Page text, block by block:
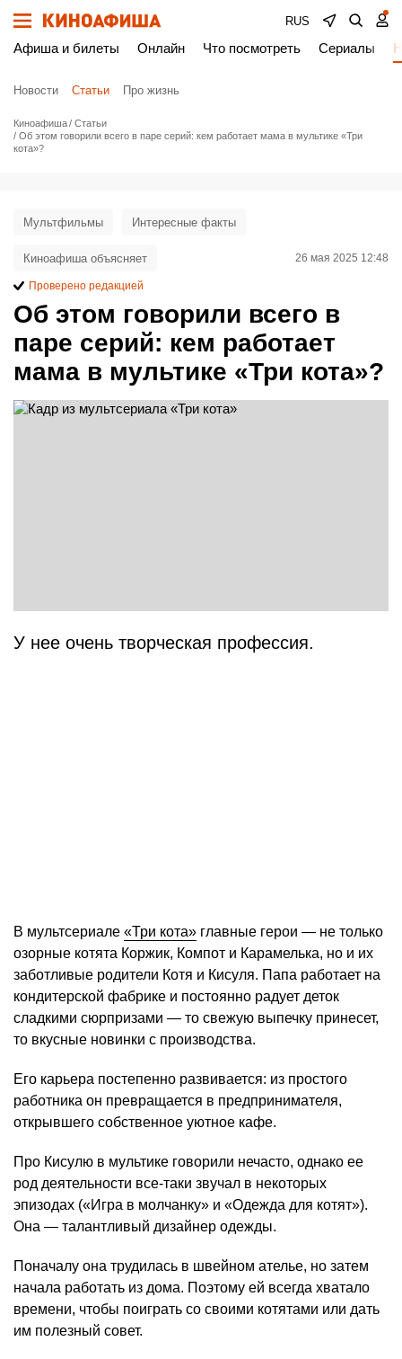
RUS
Афиша и билеты Онлайн Что посмотреть Сериалы
Новости Статьи Про жизнь
Киноафиша
Статьи
Об этом говорили всего в паре серий: кем работает мама в мультике «Три
кота»?
Об этом говорили всего в
паре серий: кем работает
мама в мультике «Три кота»?
Мультфильмы Интересные факты
Киноафиша объясняет 26 мая 2025 12:48
Проверено редакцией
У нее очень творческая профессия.
В мультсериале «Три кота» главные герои — не только
озорные котята Коржик, Компот и Карамелька, но и их
заботливые родители Котя и Кисуля. Папа работает на
кондитерской фабрике и постоянно радует деток
сладкими сюрпризами — то свежую выпечку принесет,
то вкусные новинки с производства.
Его карьера постепенно развивается: из простого
работника он превращается в предпринимателя,
открывшего собственное уютное кафе.
Про Кисулю в мультике говорили нечасто, однако ее
род деятельности все-таки звучал в некоторых
эпизодах («Игра в молчанку» и «Одежда для котят»).
Она — талантливый дизайнер одежды.
Поначалу она трудилась в швейном ателье, но затем
начала работать из дома. Поэтому ей всегда хватало
времени, чтобы поиграть со своими котятами или дать
им полезный совет.